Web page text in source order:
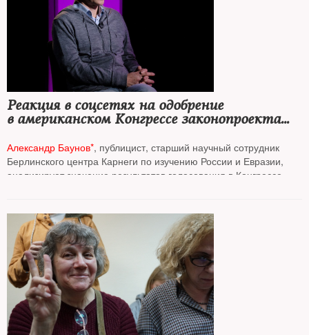
Реакция в соцсетях на одобрение
в американском Конгрессе законопроекта
Александр Баунов*, публицист, старший научный сотрудник
Берлинского центра Карнеги по изучению России и Евразии,
анализирует значение результатов голосования в Конгрессе